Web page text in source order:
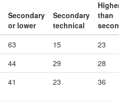
Secondary
or lower
Secondary
technical
than
63 15
23
44 29
28
41 23 36